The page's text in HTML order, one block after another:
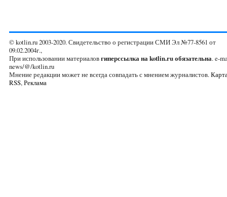
© kotlin.ru 2003-2020. Свидетельство о регистрации СМИ Эл №77-8561 от
09.02.2004г.,
При использовании материаловгиперссылка на kotlin.ru обязательна. e-
news/@/kotlin.ru
Мнение редакции может не всегда совпадать с мнением журналистов.
RSS,Реклама